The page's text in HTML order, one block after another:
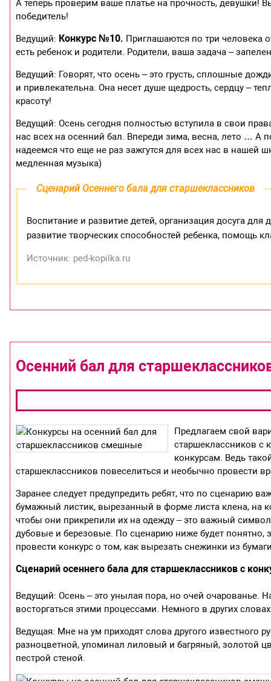
А теперь проверим ваше платье на прочность, девушки!
победитель!
Ведущий: Конкурс №10. Приглашаются по три человека
есть ребенок и родители. Родители, ваша задача –
Ведущий: Говорят, что осень – это грусть, сплошные
и привлекательна. Она несет душе щедрость, сердцу –
красоту!
Ведущий: Осень сегодня полностью вступила в свои
нас всех на осенний бал. Впереди зима, весна, лето …
надеемся что еще не раз зажгутся для всех нас в нашей
медленная музыка)
Сценарий Осеннего бала для старшеклассников
Воспитание и развитие детей, организация досуга
развитие творческих способностей ребенка, помощь
Источник: ped-kopilka.ru
Осенний бал для
Предлагаем свой
старшеклассников с
конкурсам. Ведь
старшеклассников повеселиться и необычно провести
Заранее следует предупредить ребят, что по сценарию
бумажный листик, вырезанный в форме листа клена, на
чтобы они прикрепили их на одежду – это важный
дубовые и березовые. По сценарию ниже будет
провести конкурс о том, как вырезать снежинки из
Сценарий осеннего бала для старшеклассников с
Ведущий: Осень – это унылая пора, но очей очарованье.
восторгаться этими процессами. Немного в других
Ведущая: Мне на ум приходят слова другого известного
разноцветной, упоминал лиловый и багряный, золотой
пестрой стеной.